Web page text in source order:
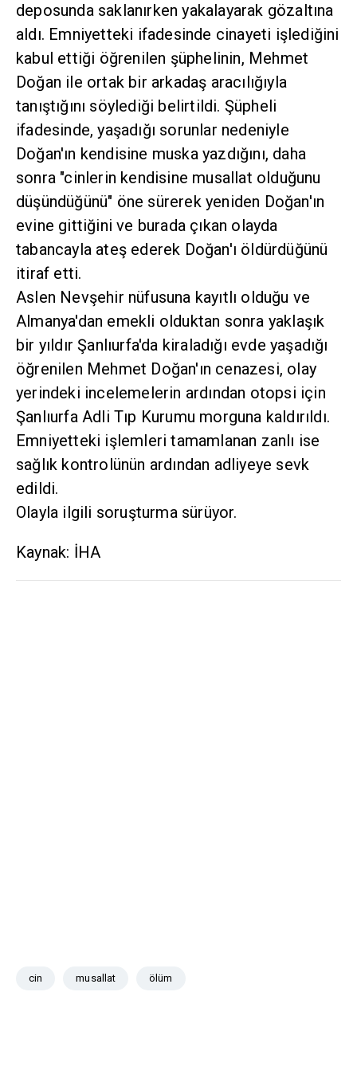
deposunda saklanırken yakalayarak gözaltına
aldı. Emniyetteki ifadesinde cinayeti işlediğini
kabul ettiği öğrenilen şüphelinin, Mehmet
Doğan ile ortak bir arkadaş aracılığıyla
tanıştığını söylediği belirtildi. Şüpheli
ifadesinde, yaşadığı sorunlar nedeniyle
Doğan'ın kendisine muska yazdığını, daha
sonra "cinlerin kendisine musallat olduğunu
düşündüğünü" öne sürerek yeniden Doğan'ın
evine gittiğini ve burada çıkan olayda
tabancayla ateş ederek Doğan'ı öldürdüğünü
itiraf etti.
Aslen Nevşehir nüfusuna kayıtlı olduğu ve
Almanya'dan emekli olduktan sonra yaklaşık
bir yıldır Şanlıurfa'da kiraladığı evde yaşadığı
öğrenilen Mehmet Doğan'ın cenazesi, olay
yerindeki incelemelerin ardından otopsi için
Şanlıurfa Adli Tıp Kurumu morguna kaldırıldı.
Emniyetteki işlemleri tamamlanan zanlı ise
sağlık kontrolünün ardından adliyeye sevk
edildi.
Olayla ilgili soruşturma sürüyor.
Kaynak: İHA
cin musallat ölüm